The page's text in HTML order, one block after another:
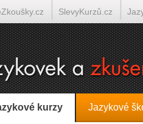
kurzy Jazykové
SlevyKurzů.cz
on-line Tlumočení-